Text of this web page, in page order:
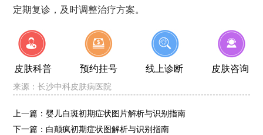
定期复诊，及时调整治疗方案。
皮肤科普 预约挂号 线上诊断 皮肤咨询
来源：长沙中科皮肤病医院
上一篇：婴儿白斑初期症状图片解析与识别指南
下一篇： 白颠疯初期症状图解析与识别指南